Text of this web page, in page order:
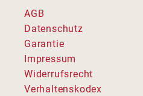
AGB
Datenschutz
Garantie
Impressum
Widerrufsrecht
Verhaltenskodex